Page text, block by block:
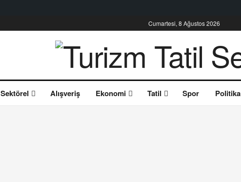
Cumartesi, 8 Ağustos 2026
Sektörel Alışveriş Ekonomi Tatil Spor Politika